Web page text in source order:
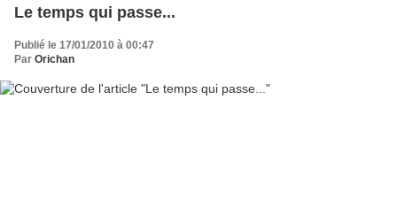
Le temps qui passe...
Publié le 17/01/2010 à 00:47
Par Orichan